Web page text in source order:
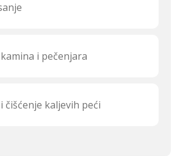
i pečenjara
čišćenje kaljevih peći